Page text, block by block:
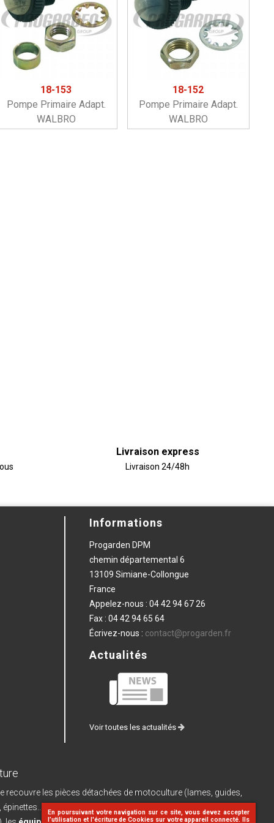
En poursuivant votre navigation sur ce site, vous devez accepter
l’utilisation et l'écriture de Cookies sur votre appareil connecté. Ils
18-153
Pompe Primaire Adapt.
WALBRO
18-152
Pompe Primaire Adapt.
WALBRO
Livraison express
Livraison 24/48h
Informations
Progarden DPM
chemin départemental 6
13109 Simiane-Collongue
France
Appelez-nous : 04 42 94 67 26
Fax : 04 42 94 65 64
Écrivez-nous : contact@progarden.fr
Actualités
Voir toutes les actualités
les pièces détachées de motoculture (lames, guides,
et leurs pièces de rechange, les